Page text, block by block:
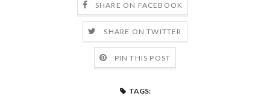
SHARE ON FACEBOOK
SHARE ON TWITTER
PIN THIS POST
TAGS: